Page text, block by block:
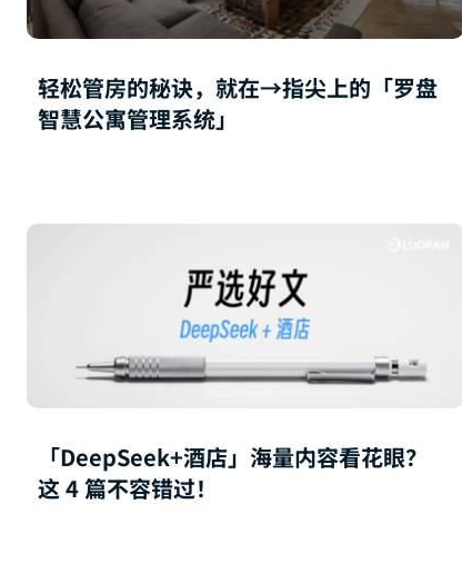
轻松管房的秘诀，就在→指尖上的「罗盘
智慧公寓管理系统」
「DeepSeek+酒店」海量内容看花眼？
这 4 篇不容错过！